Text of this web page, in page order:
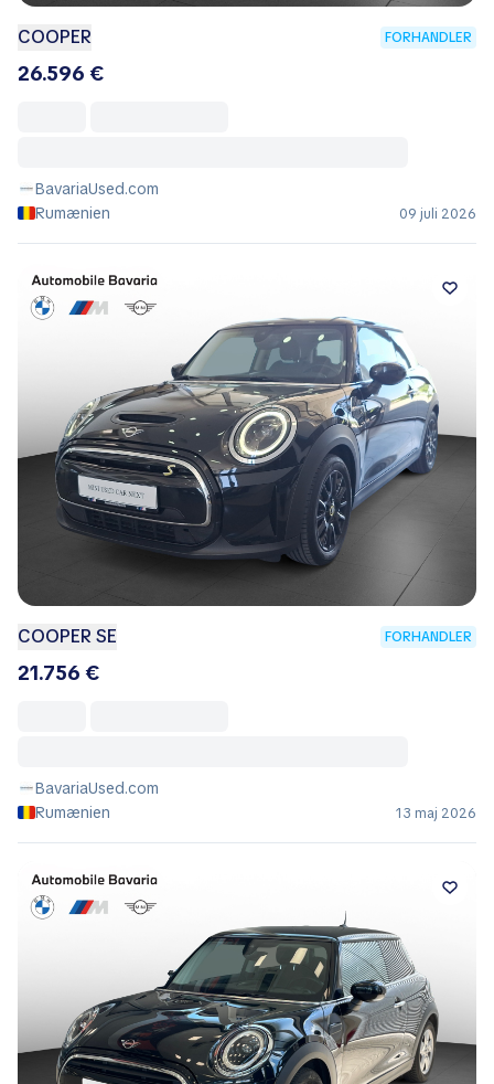
COOPER FORHANDLER
26.596 €
BavariaUsed.com
Rumænien
09 juli 2026
COOPER SE FORHANDLER
21.756 €
BavariaUsed.com
Rumænien
13 maj 2026